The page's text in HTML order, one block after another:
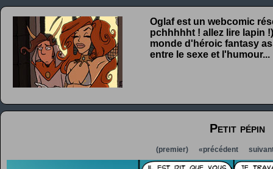
Oglaf est un webcomic
pchhhhht ! allez lire lapin
monde d'héroic fantasy
entre le sexe et l'humour...
Petit pépin
(premier) «précédent